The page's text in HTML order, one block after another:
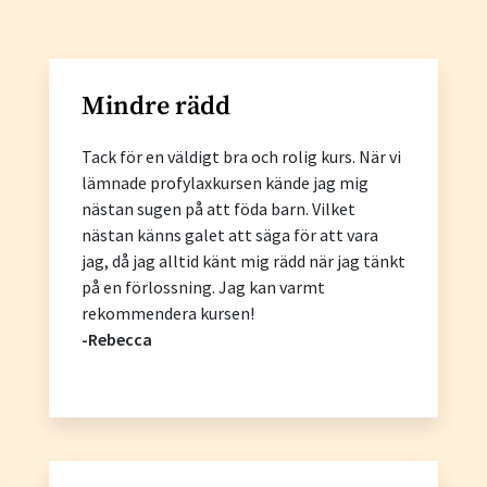
Mindre rädd
Tack för en väldigt bra och rolig kurs. När vi
lämnade profylaxkursen kände jag mig
nästan sugen på att föda barn. Vilket
nästan känns galet att säga för att vara
jag, då jag alltid känt mig rädd när jag tänkt
på en förlossning. Jag kan varmt
rekommendera kursen!
-Rebecca